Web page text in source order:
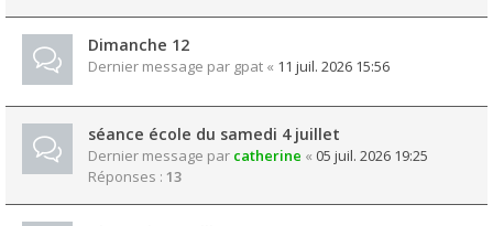
Dimanche 12
Dernier message par gpat « 11 juil. 2026 15:56
séance école du samedi 4 juillet
Dernier message par catherine « 05 juil. 2026 19:25
Réponses : 13